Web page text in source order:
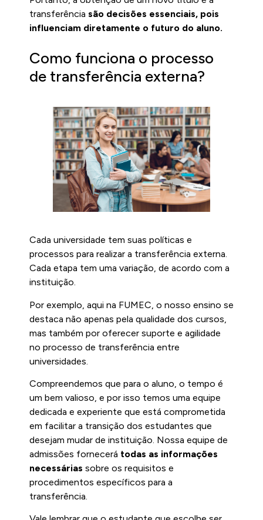
transferência são decisões essenciais, pois
influenciam diretamente o futuro do aluno.
Como funciona o processo
de transferência externa?
Cada universidade tem suas políticas e
processos para realizar a transferência externa.
Cada etapa tem uma variação, de acordo com a
instituição.
Por exemplo, aqui na FUMEC, o nosso ensino se
destaca não apenas pela qualidade dos cursos,
mas também por oferecer suporte e agilidade
no processo de transferência entre
universidades.
Compreendemos que para o aluno, o tempo é
um bem valioso, e por isso temos uma equipe
dedicada e experiente que está comprometida
em facilitar a transição dos estudantes que
desejam mudar de instituição. Nossa equipe de
admissões fornecerá todas as informações
necessárias sobre os requisitos e
procedimentos específicos para a
transferência.